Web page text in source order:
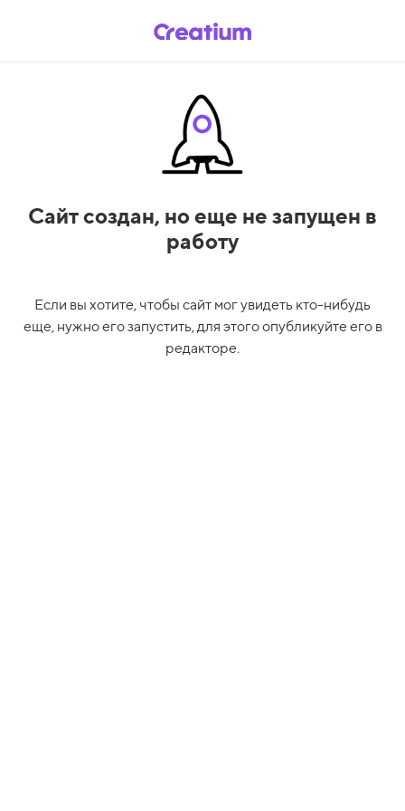
Сайт создан, но еще не запущен в
работу
Если вы хотите, чтобы сайт мог увидеть кто-нибудь
еще, нужно его запустить, для этого опубликуйте его в
редакторе.